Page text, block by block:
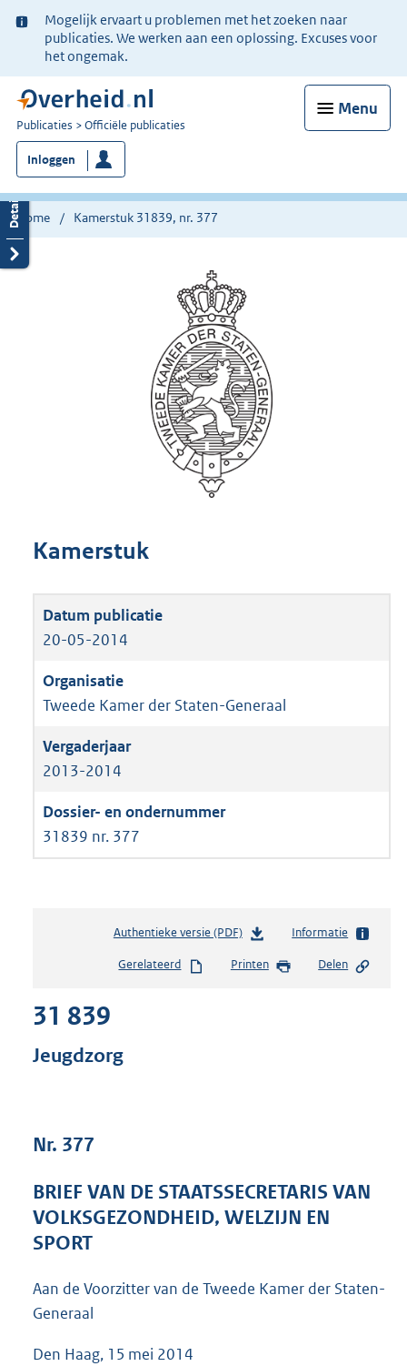
Ter
informatie:
Mogelijk ervaart u problemen met het zoeken naar
publicaties. We werken aan een oplossing. Excuses voor
het ongemak.
Menu
U
bent
nu
hier:
Publicaties Officiële publicaties
Inloggen
Home Kamerstuk 31839, nr. 377
Kamerstuk
20-05-2014
Tweede Kamer der Staten-Generaal
2013-2014
31839 nr. 377
Authentieke versie (PDF)b
s
e
:
b
Informatie
Gerelateerd Printen Delen
31 839
Jeugdzorg
Nr. 377
BRIEF VAN DE STAATSSECRETARIS VAN
VOLKSGEZONDHEID, WELZIJN EN
SPORT
Aan de Voorzitter van de Tweede Kamer der Staten-
Generaal
Den Haag, 15 mei 2014